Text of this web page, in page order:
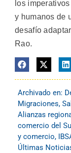
los
y humanos de
desafío
Rao.
Archivado en:
Migraciones,
Alianzas
comercio del
y comercio,
Últimas